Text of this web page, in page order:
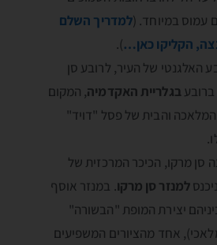
עמוס במיוחד. (למדריך השלם
הקליקו כאן…).
האלגנטי של העיר, לרובע סן
בגלריית האקדמיה, המקום
והבית של פסל "דויד"
סן מרקו, הכיכר המרכזית של
למנזר סן מרקו. במנזר אוסף
יצירת המופת "הבשורה"
אחד מהציורים המשפיעים